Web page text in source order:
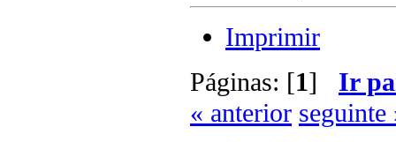
Imprimir
Páginas: [1] Ir
« anterior seguinte